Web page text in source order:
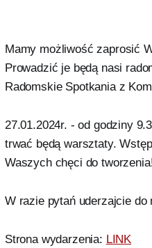
Mamy możliwość zaprosić
Prowadzić je będą nasi
Radomskie Spotkania z
27.01.2024r. - od godziny
trwać będą warsztaty.
Waszych chęci do
W razie pytań uderzajcie do
Strona wydarzenia: LINK